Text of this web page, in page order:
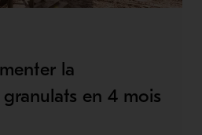
la
en 4 mois